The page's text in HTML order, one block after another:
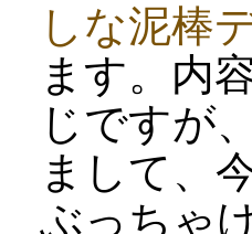
しな泥棒
ます。内
じですが
まして、
ぶっちゃ